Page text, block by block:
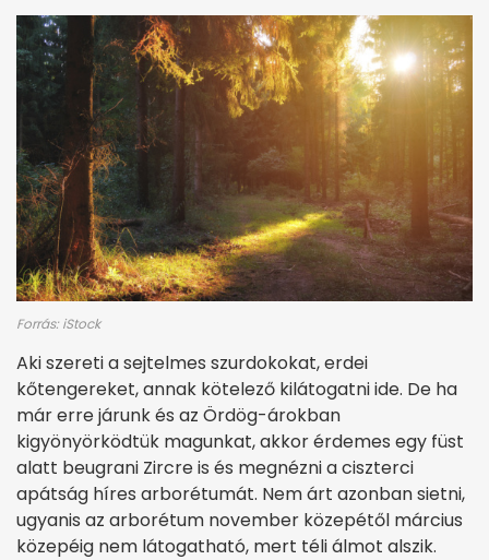
Forrás: iStock
Aki szereti a sejtelmes szurdokokat, erdei
kőtengereket, annak kötelező kilátogatni ide. De ha
már erre járunk és az Ördög-árokban
kigyönyörködtük magunkat, akkor érdemes egy füst
alatt beugrani Zircre is és megnézni a ciszterci
apátság híres arborétumát. Nem árt azonban sietni,
ugyanis az arborétum november közepétől március
közepéig nem látogatható, mert téli álmot alszik.